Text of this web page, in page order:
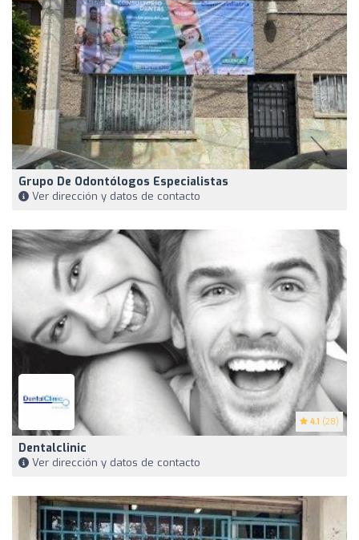
Grupo De Odontólogos Especialistas
Ver dirección y datos de contacto
4.1 (28)
Dentalclinic
Ver dirección y datos de contacto